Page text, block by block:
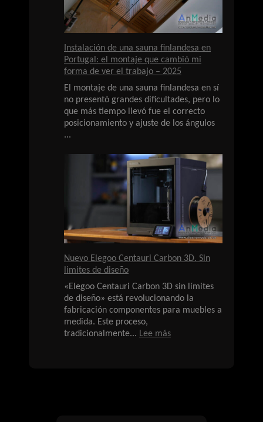
Instalación de una sauna finlandesa en
Portugal: el montaje que cambió mi
forma de ver el trabajo – 2025
El montaje de una sauna finlandesa en sí
no presentó grandes dificultades, pero lo
que más tiempo llevó fue el correcto
posicionamiento y ajuste de los ángulos
...
Nuevo Elegoo Centauri Carbon 3D. Sin
limites de diseño
«Elegoo Centauri Carbon 3D sin límites
de diseño» está revolucionando la
fabricación componentes para muebles a
medida. Este proceso,
tradicionalmente... Lee más: